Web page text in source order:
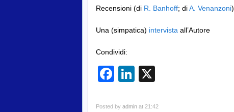
Recensioni (di R. Banhoff; diA. Venanzoni)
Una (simpatica) intervista all’Autore
Condividi:
Facebook
LinkedIn
Posted by admin at 21:42